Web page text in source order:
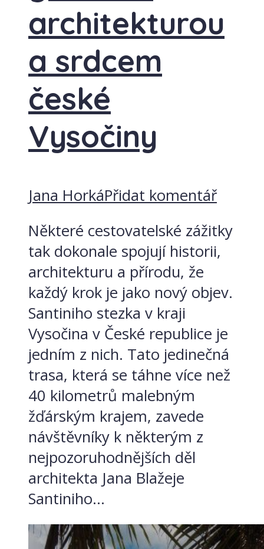
architekturou
a srdcem
české
Vysočiny
Jana HorkáPřidat komentář
Některé cestovatelské zážitky
tak dokonale spojují historii,
architekturu a přírodu, že
každý krok je jako nový objev.
Santiniho stezka v kraji
Vysočina v České republice je
jedním z nich. Tato jedinečná
trasa, která se táhne více než
40 kilometrů malebným
žďárským krajem, zavede
návštěvníky k některým z
nejpozoruhodnějších děl
architekta Jana Blažeje
Santiniho...